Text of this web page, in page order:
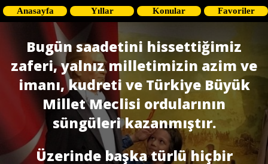
Anasayfa Yıllar Konular Favoriler
Bugün saadetini hissettiğimiz
zaferi, yalnız milletimizin azim ve
imanı, kudreti ve Türkiye Büyük
Millet Meclisi ordularının
süngüleri kazanmıştır.
Üzerinde başka türlü hiçbir